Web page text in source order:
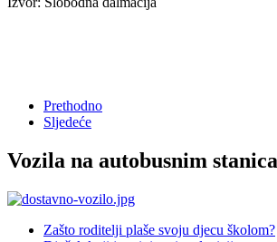
Prethodno
Sljedeće
Vozila na autobusnim
Zašto roditelji plaše svoju djecu školom?